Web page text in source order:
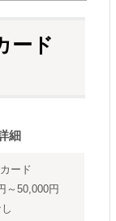
ード
細
ード
～50,000円